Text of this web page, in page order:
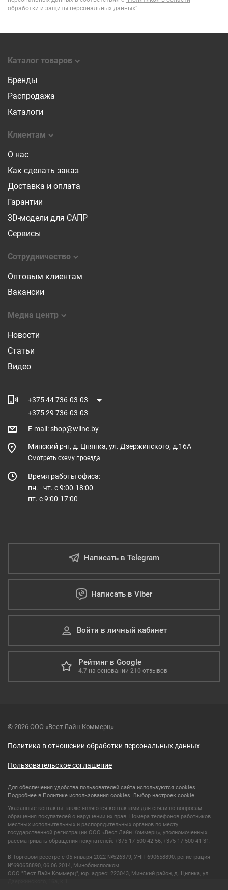
обработки и защиты персональных данных”.
Каталог товаров
Бренды
Распродажа
Каталоги
Клиентам
О нас
Как сделать заказ
Доставка и оплата
Гарантии
3D-модели для САПР
Сервисы
Сотрудничество
Оптовым клиентам
Вакансии
Медиа центр
Новости
Статьи
Видео
+375 44 736-03-03
+375 29 736-03-03
E-mail :shop@wline.by
Минский р-н, д. Цнянка, ул. Дзержинского, д.16А
Смотреть схему проезда
Время работы офиса:
пн. - чт. с 9:00-18:00
пт. с 9:00-17:00
Написать в Telegram
Написать в Viber
Войти в личный кабинет
Рейтинг в Google
4.7 на основании 210 отзывов
© 2026 ООО «Вест Лайн Коммерц»
Политика в отношении обработки персональных данных
Пользовательское соглашение
Для обеспечения удобства пользователей сайта используются cookies.
Подробнее в Политике использования cookies. Выбор настроек cookie
Указанные контакты также являются контактами для связи по вопросам
обращения покупателей о нарушении их прав. Номера телефонов работников
местных исполнительных и распорядительных органов по месту
государственной регистрации ООО «Вест Лайн Коммерц», уполномоченных
рассматривать обращения покупателей: +375 17 500 42 56, +375 17 500 41 31.
В Торговом реестре с 05 января 2022 №526379, УНП 690658890, регистрация
№690658890, 06.06.2014, Миноблисполком.
ООО "Вест Лайн Коммерц", юр. адрес: 223043, Минский район, д. Цнянка, ул.